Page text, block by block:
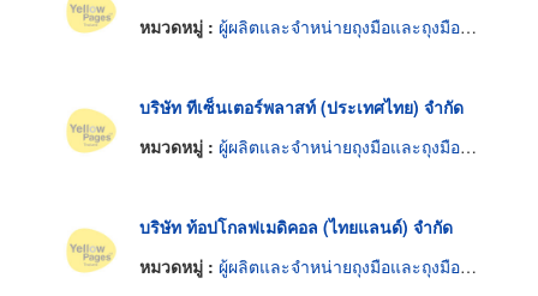
หมวดหมู่ : ผู้ผลิตและจำหน่ายถุงมือและถุงมือยาง
บริษัท ทีเซ็นเตอร์พลาสท์ (ประเทศไทย) จำกัด
หมวดหมู่ : ผู้ผลิตและจำหน่ายถุงมือและถุงมือยาง
บริษัท ท้อปโกลฟเมดิคอล (ไทยแลนด์) จำกัด
หมวดหมู่ : ผู้ผลิตและจำหน่ายถุงมือและถุงมือยาง